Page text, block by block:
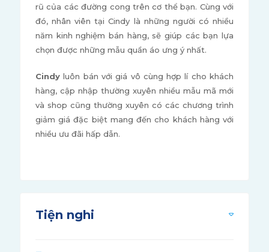
rũ của các đường cong trên cơ thể bạn. Cùng với
đó, nhân viên tại Cindy là những người có nhiều
năm kinh nghiệm bán hàng, sẽ giúp các bạn lựa
chọn được những mẫu quần áo ưng ý nhất.
Cindyluôn bán với giá vô cùng hợp lí cho khách
hàng, cập nhập thường xuyên nhiều mẫu mã mới
và shop cũng thường xuyên có các chương trình
giảm giá đặc biệt mang đến cho khách hàng với
nhiều ưu đãi hấp dẫn.
Tiện nghi